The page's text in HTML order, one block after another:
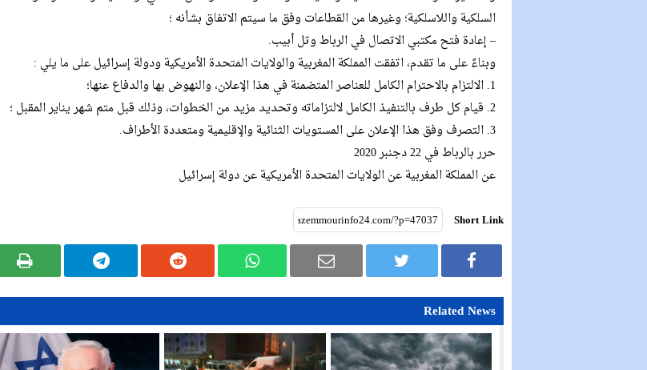
السلكية واللاسلكية؛ وغيرها من القطاعات وفق ما سيتم الاتفاق بشأنه ؛
– إعادة فتح مكتبي الاتصال في الرباط وتل أبيب.
وبناءً على ما تقدم، اتفقت المملكة المغربية والولايات المتحدة الأمريكية ودولة إسرائيل على ما يلي :
1. الالتزام بالاحترام الكامل للعناصر المتضمنة في هذا الإعلان، والنهوض بها والدفاع عنها؛
2. قيام كل طرف بالتنفيذ الكامل لالتزاماته وتحديد مزيد من الخطوات، وذلك قبل متم شهر يناير المقبل ؛
3. التصرف وفق هذا الإعلان على المستويات الثنائية والإقليمية ومتعددة الأطراف.
حرر بالرباط في 22 دجنبر 2020
عن المملكة المغربية عن الولايات المتحدة الأمريكية عن دولة إسرائيل
Short Link
Related News